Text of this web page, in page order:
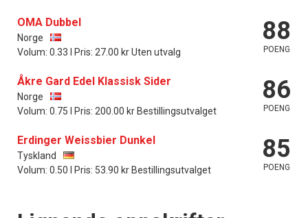
OMA Dubbel
Norge
Volum: 0.33 l Pris: 27.00 kr Uten utvalg
88
POENG
Åkre Gard Edel Klassisk Sider
Norge
Volum: 0.75 l Pris: 200.00 kr Bestillingsutvalget
86
POENG
Erdinger Weissbier Dunkel
Tyskland
Volum: 0.50 l Pris: 53.90 kr Bestillingsutvalget
85
POENG